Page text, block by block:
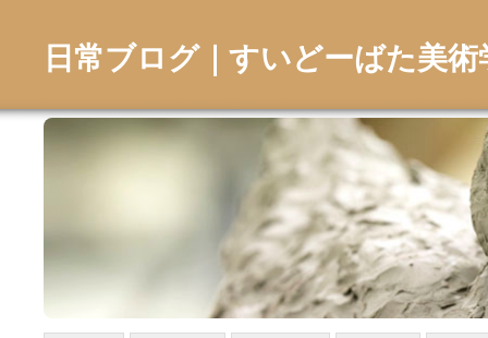
日常ブログ｜すいどーばた美術